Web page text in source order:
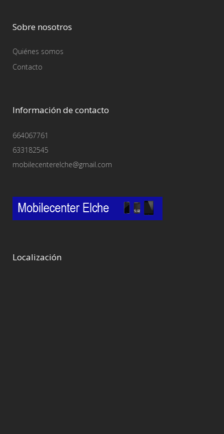
Sobre nosotros
Quiénes somos
Contacto
Información de contacto
664067761
633182545
mobilecenterelche@gmail.com
Localización